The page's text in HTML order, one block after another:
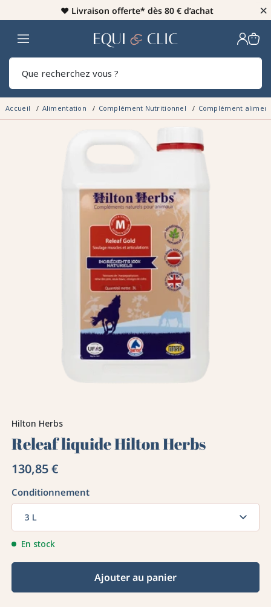
♥️ Livraison offerte* dès 80 € d’achat ×
Home
Accueil Alimentation Complément Nutritionnel Complément
Hilton Herbs
Releaf liquide Hilton Herbs
130,85 €
Conditionnement
3 L
En stock
Ajouter au panier